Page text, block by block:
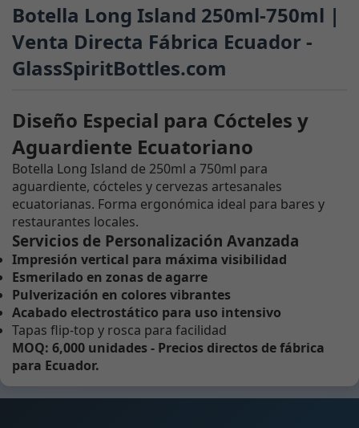
Botella Long Island 250ml-750ml |
Venta Directa Fábrica Ecuador -
GlassSpiritBottles.com
Diseño Especial para Cócteles y
Aguardiente Ecuatoriano
Botella Long Island de 250ml a 750ml para
aguardiente, cócteles y cervezas artesanales
ecuatorianas. Forma ergonómica ideal para bares y
restaurantes locales.
Servicios de Personalización Avanzada
Impresión vertical para máxima visibilidad
Esmerilado en zonas de agarre
Pulverización en colores vibrantes
Acabado electrostático para uso intensivo
Tapas flip-top y rosca para facilidad
MOQ: 6,000 unidades - Precios directos de fábrica
para Ecuador.